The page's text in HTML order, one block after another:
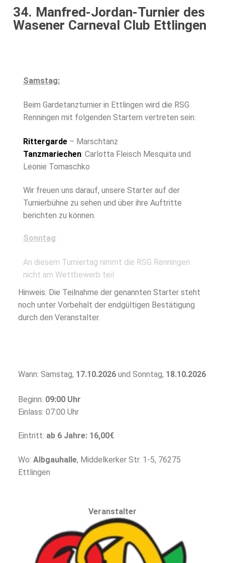
34. Manfred-Jordan-Turnier des
Wasener Carneval Club Ettlingen
Samstag:
Beim Gardetanzturnier in Ettlingen wird die RSG
Renningen mit folgenden Startern vertreten sein:
Rittergarde – Marschtanz
Tanzmariechen: Carlotta Fleisch Mesquita und
Leonie Tomaschko
Wir freuen uns darauf, unsere Starter auf der
Turnierbühne zu sehen und über ihre Auftritte
berichten zu können.
Sonntag:
An diesem Turniertag nimmt die RSG Renningen
nicht am Wettbewerb teil.
Hinweis: Die Teilnahme der genannten Starter steht
noch unter Vorbehalt der endgültigen Bestätigung
durch den Veranstalter.
Wann: Samstag, 17.10.2026 und Sonntag, 18.10.2026
Beginn: 09:00 Uhr
Einlass: 07:00 Uhr
Eintritt: ab 6 Jahre: 16,00€
Wo: Albgauhalle, Middelkerker Str. 1-5, 76275
Ettlingen
Veranstalter